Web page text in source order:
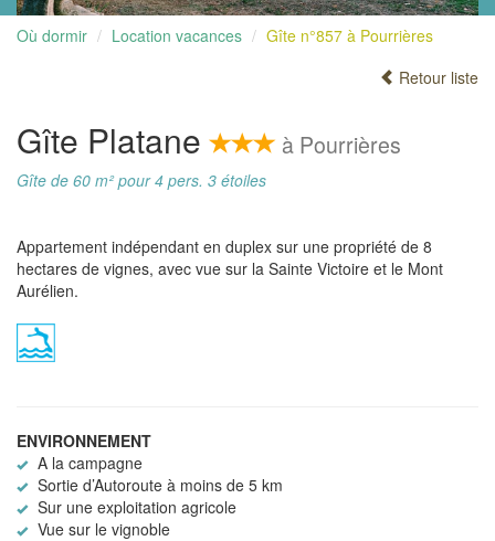
Où dormir Location vacances
Gîte n°857 à Pourrières
Retour liste
Gîte Platane à Pourrières
Gîte de 60 m² pour 4 pers. 3 étoiles
Appartement indépendant en duplex sur une propriété de 8
hectares de vignes, avec vue sur la Sainte Victoire et le Mont
Aurélien.
ENVIRONNEMENT
A la campagne
Sortie d’Autoroute à moins de 5 km
Sur une exploitation agricole
Vue sur le vignoble